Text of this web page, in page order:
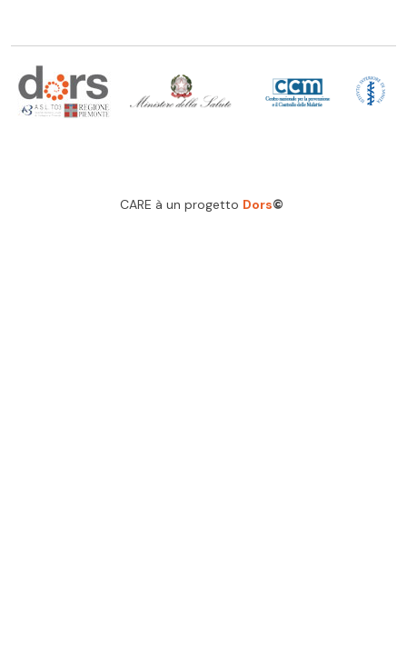
CARE à un progetto Dors©